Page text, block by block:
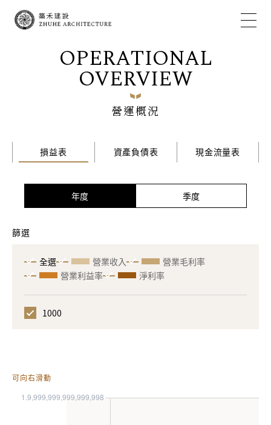
OPERATIONAL
OVERVIEW
營運概況
損益表 資產負債表 現金流量表
年度 季度
篩選
全選 營業收入
營業毛利率
營業利益率
淨利率
1000
可向右滑動